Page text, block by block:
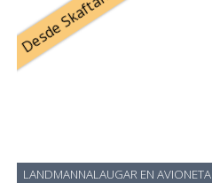
Desde Skaftafell
LANDMANNALAUGAR EN AVIONETA